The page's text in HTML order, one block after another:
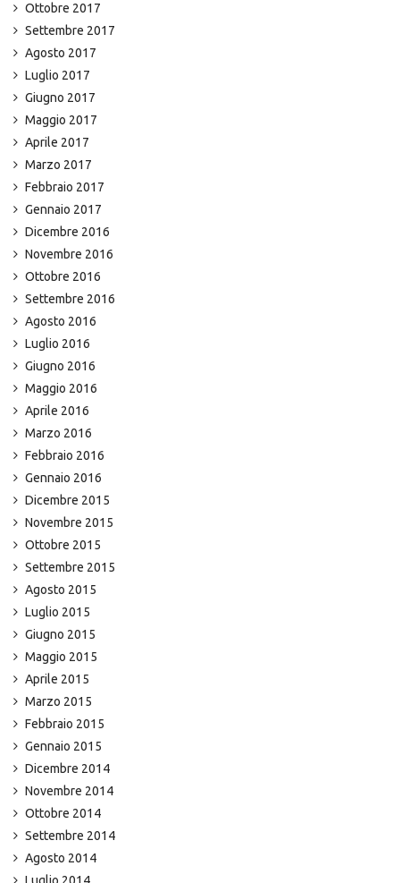
Ottobre 2017
Settembre 2017
Agosto 2017
Luglio 2017
Giugno 2017
Maggio 2017
Aprile 2017
Marzo 2017
Febbraio 2017
Gennaio 2017
Dicembre 2016
Novembre 2016
Ottobre 2016
Settembre 2016
Agosto 2016
Luglio 2016
Giugno 2016
Maggio 2016
Aprile 2016
Marzo 2016
Febbraio 2016
Gennaio 2016
Dicembre 2015
Novembre 2015
Ottobre 2015
Settembre 2015
Agosto 2015
Luglio 2015
Giugno 2015
Maggio 2015
Aprile 2015
Marzo 2015
Febbraio 2015
Gennaio 2015
Dicembre 2014
Novembre 2014
Ottobre 2014
Settembre 2014
Agosto 2014